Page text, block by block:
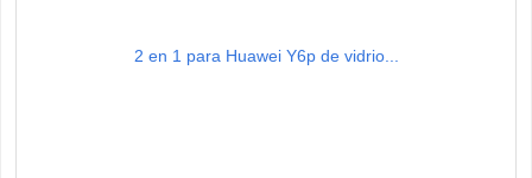
2 en 1 para Huawei Y6p de vidrio...